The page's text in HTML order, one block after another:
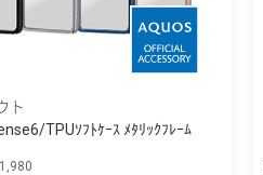
ト
TPUｿﾌﾄｹｰｽ ﾒﾀﾘｯｸﾌﾚｰﾑ